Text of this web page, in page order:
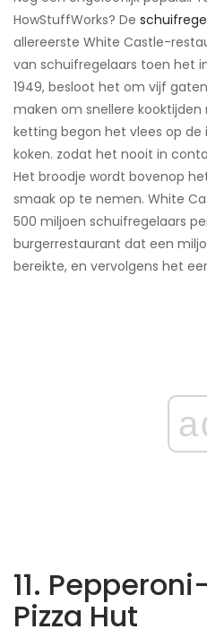
HowStuffWorks? De
allereerste White Castle-
van schuifregelaars toen het
1949, besloot het om vijf
maken om snellere
ketting begon het vlees op de
koken. zodat het nooit in
Het broodje wordt bovenop
smaak op te nemen. White
500 miljoen schuifregelaars
burgerrestaurant dat een
bereikte, en vervolgens het
11.
Pizza Hut